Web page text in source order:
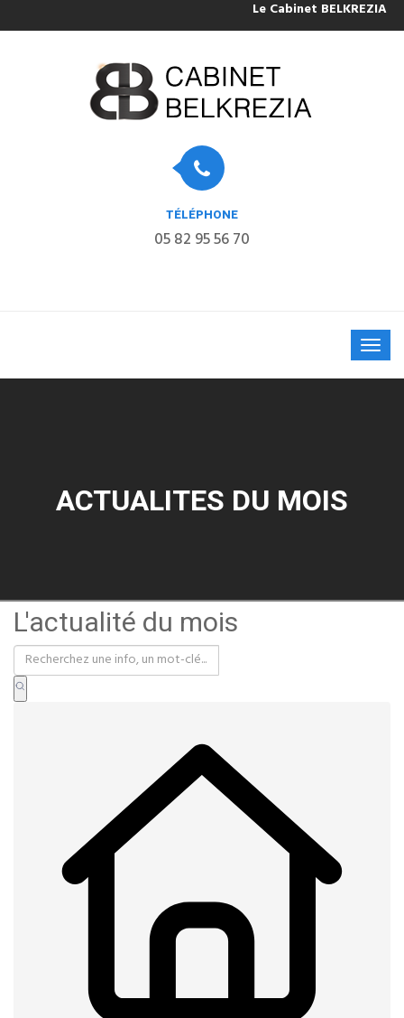
Le Cabinet BELKREZIA
TÉLÉPHONE
05 82 95 56 70
ACTUALITES DU MOIS
L'actualité du mois